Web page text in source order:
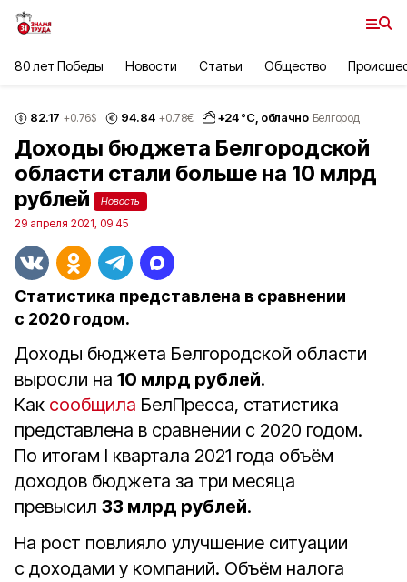
80 лет Победы Новости Статьи Общество
82.17 +0.76$ 94.84 +0.78€ +24°С, облачно Белгород
Доходы бюджета Белгородской
области стали больше на 10 млрд
рублей
Новость
29 апреля 2021, 09:45
Статистика представлена в сравнении
с 2020 годом.
Доходы бюджета Белгородской области
выросли на 10 млрд рублей.
Как сообщила БелПресса, статистика
представлена в сравнении с 2020 годом.
По итогам I квартала 2021 года объём
доходов бюджета за три месяца
превысил 33 млрд рублей.
На рост повлияло улучшение ситуации
с доходами у компаний. Объём налога